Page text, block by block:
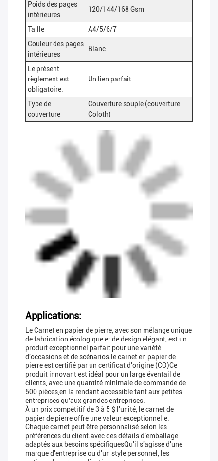
Poids des pages
intérieures
120/144/168 Gsm.
Taille
A4/5/6/7
Couleur des pages
intérieures
Blanc
Le présent
règlement est
obligatoire.
Un lien parfait
Type de
couverture
Couverture souple (couverture
Coloth)
Applications:
Le Carnet en papier de pierre, avec son mélange unique
de fabrication écologique et de design élégant, est un
produit exceptionnel parfait pour une variété
d'occasions et de scénarios.le carnet en papier de
pierre est certifié par un certificat d'origine (CO)Ce
produit innovant est idéal pour un large éventail de
clients, avec une quantité minimale de commande de
500 pièces,en la rendant accessible tant aux petites
entreprises qu'aux grandes entreprises.
À un prix compétitif de 3 à 5 $ l'unité, le carnet de
papier de pierre offre une valeur exceptionnelle.
Chaque carnet peut être personnalisé selon les
préférences du client.avec des détails d'emballage
adaptés aux besoins spécifiquesQu'il s'agisse d'une
marque d'entreprise ou d'un style personnel, les